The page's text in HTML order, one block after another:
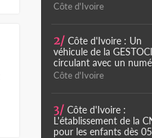
Côte d'Ivoire
2/ Côte d'Ivoire : Un
véhicule de la GESTOCI
circulant avec un
Côte d'Ivoire
3/ Côte d'Ivoire :
L'établissement de la
pour les enfants dès